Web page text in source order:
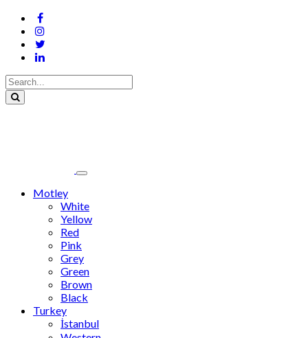
Motley
White
Yellow
Red
Pink
Grey
Green
Brown
Black
Turkey
İstanbul